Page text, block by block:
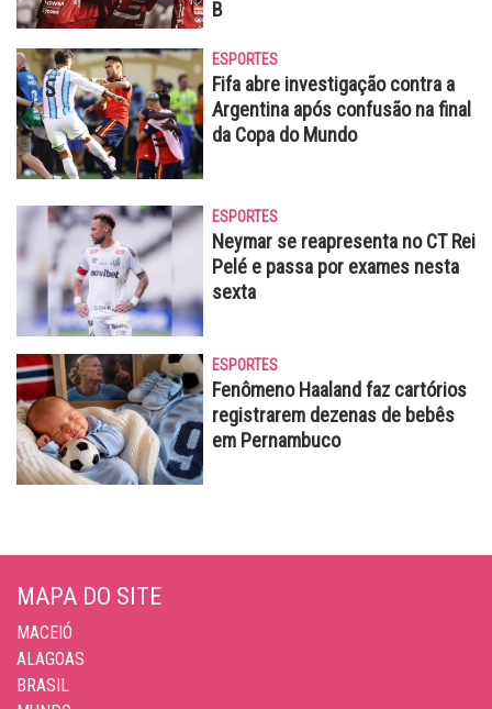
B
ESPORTES
Fifa abre investigação contra a
Argentina após confusão na final
da Copa do Mundo
ESPORTES
Neymar se reapresenta no CT Rei
Pelé e passa por exames nesta
sexta
ESPORTES
Fenômeno Haaland faz cartórios
registrarem dezenas de bebês
em Pernambuco
MAPA DO SITE
MACEIÓ
ALAGOAS
BRASIL